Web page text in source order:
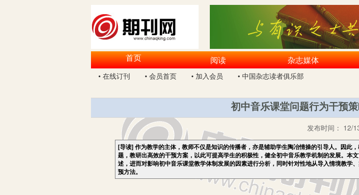
首页 阅读 杂志媒体
• 在线订刊
• 会员首页 • 加入会员 • 中国杂志读者俱乐部
初中音乐课堂问题行为干预
发布时间： 12/
[导读]作为教学的主体，教师不仅是知识的传播者，亦是辅助学生陶冶情操的引导人。因此
题，教研出高效的干预方案，以此可提高学生的积极性，健全初中音乐教学机制的发展。本
述，进而对影响初中音乐课堂教学体制发展的因素进行分析，同时针对性地从导入情境教学
预方法。